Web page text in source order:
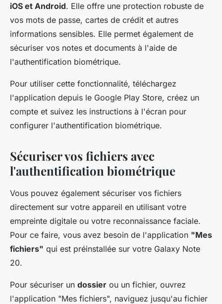
iOS et Android. Elle offre une protection robuste de
vos mots de passe, cartes de crédit et autres
informations sensibles. Elle permet également de
sécuriser vos notes et documents à l'aide de
l'authentification biométrique.
Pour utiliser cette fonctionnalité, téléchargez
l'application depuis le Google Play Store, créez un
compte et suivez les instructions à l'écran pour
configurer l'authentification biométrique.
Sécuriser vos fichiers avec
l'authentification biométrique
Vous pouvez également sécuriser vos fichiers
directement sur votre appareil en utilisant votre
empreinte digitale ou votre reconnaissance faciale.
Pour ce faire, vous avez besoin de l'application "Mes
fichiers" qui est préinstallée sur votre Galaxy Note
20.
Pour sécuriser un dossier ou un fichier, ouvrez
l'application "Mes fichiers", naviguez jusqu'au fichier